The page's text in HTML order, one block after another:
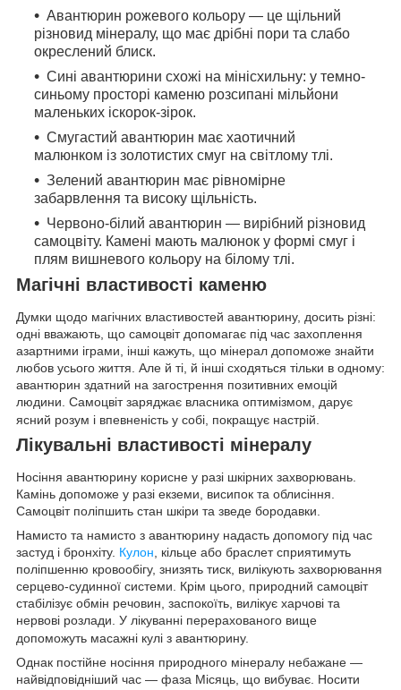
Авантюрин рожевого кольору — це щільний
різновид мінералу, що має дрібні пори та слабо
окреслений блиск.
Сині авантюрини схожі на мінісхильну: у темно-
синьому просторі каменю розсипані мільйони
маленьких іскорок-зірок.
Смугастий авантюрин має хаотичний
малюнком із золотистих смуг на світлому тлі.
Зелений авантюрин має рівномірне
забарвлення та високу щільність.
Червоно-білий авантюрин — вирібний різновид
самоцвіту. Камені мають малюнок у формі смуг і
плям вишневого кольору на білому тлі.
Магічні властивості каменю
Думки щодо магічних властивостей авантюрину, досить різні:
одні вважають, що самоцвіт допомагає під час захоплення
азартними іграми, інші кажуть, що мінерал допоможе знайти
любов усього життя. Але й ті, й інші сходяться тільки в одному:
авантюрин здатний на загострення позитивних емоцій
людини. Самоцвіт заряджає власника оптимізмом, дарує
ясний розум і впевненість у собі, покращує настрій.
Лікувальні властивості мінералу
Носіння авантюрину корисне у разі шкірних захворювань.
Камінь допоможе у разі екземи, висипок та облисіння.
Самоцвіт поліпшить стан шкіри та зведе бородавки.
Намисто та намисто з авантюрину надасть допомогу під час
застуд і бронхіту. Кулон , кільце або браслет сприятимуть
поліпшенню кровообігу, знизять тиск, вилікують захворювання
серцево-судинної системи. Крім цього, природний самоцвіт
стабілізує обмін речовин, заспокоїть, вилікує харчові та
нервові розлади. У лікуванні перерахованого вище
допоможуть масажні кулі з авантюрину.
Однак постійне носіння природного мінералу небажане —
найвідповідніший час — фаза Місяць, що вибуває. Носити